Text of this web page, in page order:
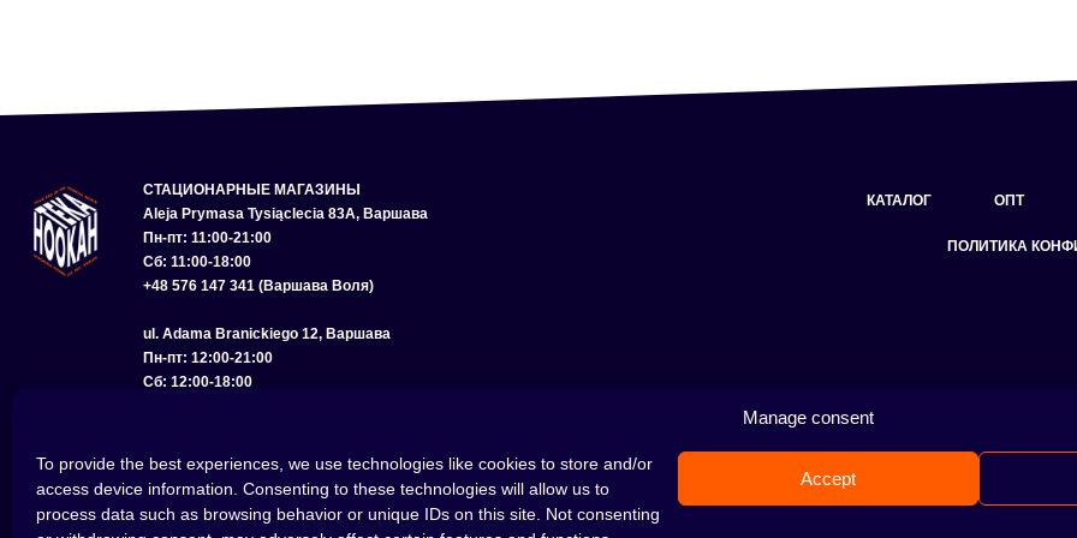
Manage consent
To provide the best experiences, we use technologies like cookies to store and/or
access device information. Consenting to these technologies will allow us to
process data such as browsing behavior or unique IDs on this site. Not consenting
Accept
СТАЦИОНАРНЫЕ МАГАЗИНЫ
Aleja Prymasa Tysiąclecia 83A, Варшава
Пн-пт: 11:00-21:00
Сб: 11:00-18:00
+48 576 147 341 (Варшава Воля)
ul. Adama Branickiego 12, Варшава
Пн-пт: 12:00-21:00
Сб: 12:00-18:00
ul. Bolesława Chrobrego 22, Вроцлав
Пн-пт: 11:00-21:00
+48 793 614 256 (Вроцлав)
КАТАЛОГ ОПТ
ПОЛИТИКА
Кальян — это отличная идея для вечера,
покорил сердца многих людей.Несмотря на
место идеально подходит для тебя!